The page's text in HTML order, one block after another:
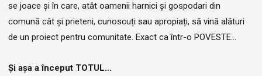
se joace și în care, atât oamenii harnici și gospodari din
comună cât și prieteni, cunoscuți sau apropiați, să vină alături
de un proiect pentru comunitate. Exact ca într-o POVESTE...
Și așa a început TOTUL...